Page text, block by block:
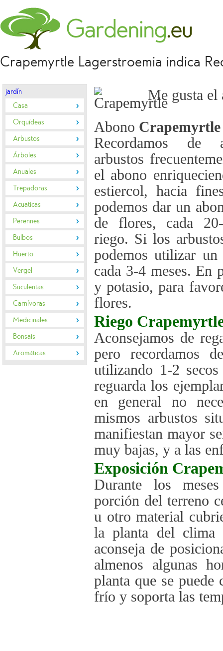
Crapemyrtle Lagerstroemia indica
jardín
Casa
Orquídeas
Arbustos
Árboles
Anuales
Trepadoras
Acuáticas
Perennes
Bulbos
Huerto
Vergel
Suculentas
Carnívoras
Medicinales
Bonsáis
Aromáticas
Me gusta el
Abono Crapemyrtle
Recordamos de
arbustos
el abono
estiercol, hacia
podemos dar un
de flores, cada
riego. Si los
podemos utilizar
cada 3-4 meses. En
y potasio, para
flores.
Riego
Aconsejamos de
pero recordamos
utilizando 1-2
reguarda los
en general no
mismos arbustos
manifiestan mayor
muy bajas, y a las
Exposición
Durante los
porción del terreno
u otro material
la planta del clima
aconseja de
almenos algunas
planta que se
frío y soporta las